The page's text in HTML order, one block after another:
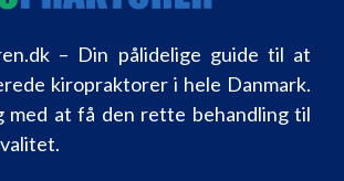
– Din pålidelige guide til at
kiropraktorer i hele Danmark.
med at få den rette behandling til